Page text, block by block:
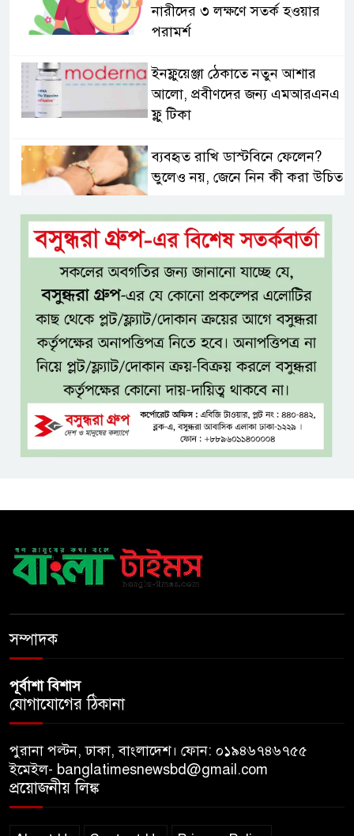
নারীদের ৩ লক্ষণে সতর্ক হওয়ার
পরামর্শ
ইনফ্লুয়েঞ্জা ঠেকাতে নতুন আশার
আলো, প্রবীণদের জন্য এমআরএনএ
ফ্লু টিকা
ব্যবহৃত রাখি ডাস্টবিনে ফেলেন?
ভুলেও নয়, জেনে নিন কী করা উচিত
বেসরকারি জ্বালানি তেল আমদানিতে
বিশেষ সুবিধার অভিযোগ ভিত্তিহীন:
জ্বালানি বিভাগ
শেখ হাসিনা চাইলেই কি দেশে
ফিরতে পারবেন?
বসুন্ধরায় অ্যামেচার মার্শাল আর্টের
জমজমাট আসর
‘হাসিনা কার্ড’ ব্যবহার করে ভারতের
দেশকে এগিয়ে নিতে হবে: প্রধানমন্ত্রী
সম্পাদক
পূর্বাশা বিশাস
যোগাযোগের ঠিকানা
পুরানা পল্টন, ঢাকা, বাংলাদেশ। ফোন: ০১৯৪৬৭৪৬৭৫৫
ইমেইল- banglatimesnewsbd@gmail.com
প্রয়োজনীয় লিঙ্ক